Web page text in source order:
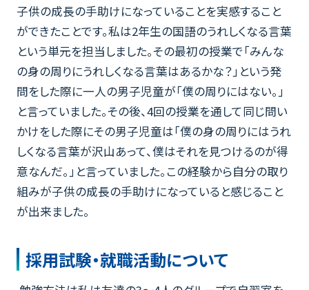
子供の成長の手助けになっていることを実感すること
ができたことです。私は2年生の国語のうれしくなる言葉
という単元を担当しました。その最初の授業で「みんな
の身の周りにうれしくなる言葉はあるかな？」という発
問をした際に一人の男子児童が「僕の周りにはない。」
と言っていました。その後、4回の授業を通して同じ問い
かけをした際にその男子児童は「僕の身の周りにはうれ
しくなる言葉が沢山あって、僕はそれを見つけるのが得
意なんだ。」と言っていました。この経験から自分の取り
組みが子供の成長の手助けになっていると感じること
が出来ました。
採用試験・就職活動について